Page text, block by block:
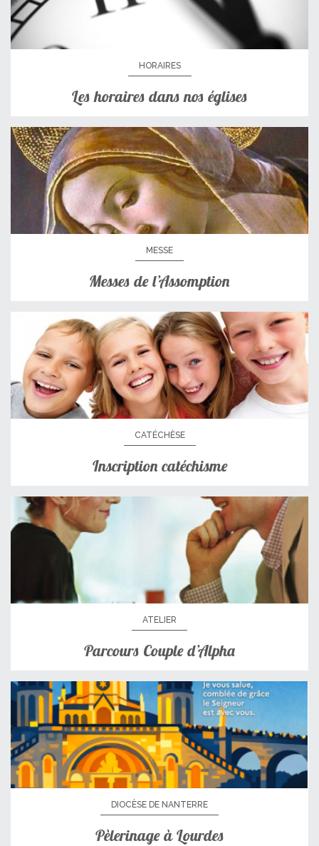
HORAIRES
Les horaires dans nos églises
MESSE
Messes de l’Assomption
CATÉCHÈSE
Inscription catéchisme
ATELIER
Parcours Couple d’Alpha
DIOCÈSE DE NANTERRE
Pèlerinage à Lourdes